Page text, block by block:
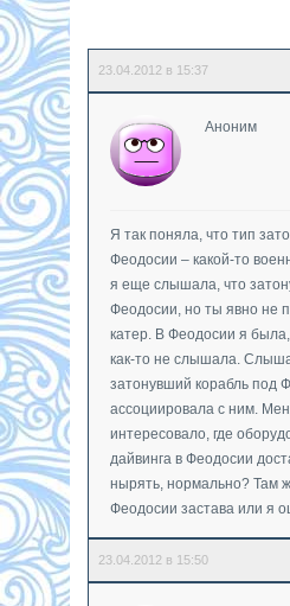
23.04.2012 в 15:37
Аноним
Я так поняла, что тип
Феодосии – какой-то
я еще слышала, что
Феодосии, но ты явно не
катер. В Феодосии я
как-то не слышала.
затонувший корабль под
ассоциировала с ним.
интересовало, где
дайвинга в Феодосии
нырять, нормально? Там
Феодосии застава или я
23.04.2012 в 15:50